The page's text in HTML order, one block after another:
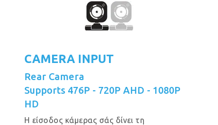
CAMERA INPUT
Rear Camera
Supports 476P - 720P AHD - 1080P
HD
Η είσοδος κάμερας σάς δίνει τη